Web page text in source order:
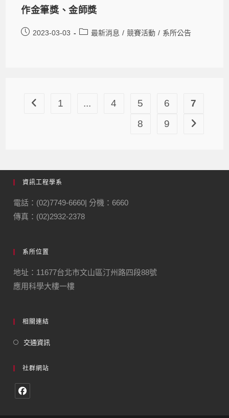
作金筆獎、金師獎
2023-03-03 最新消息 / 競賽活動 / 系所公告
1 ... 4 5 6
7
8
9
資訊工程學系
電話：(02)7749-6660| 分機：6660
傳真：(02)2932-2378
系所位置
地址：11677台北市文山區汀州路四段88號
應用科學大樓一樓
相關連結
交通資訊
社群網站